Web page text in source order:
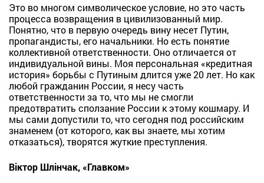
Это во многом символическое условие, но это часть
процесса возвращения в цивилизованный мир.
Понятно, что в первую очередь вину несет Путин,
пропагандисты, его начальники. Но есть понятие
коллективной ответственности. Оно отличается от
индивидуальной вины. Моя персональная «кредитная
история» борьбы с Путиным длится уже 20 лет. Но как
любой гражданин России, я несу часть
ответственности за то, что мы не смогли
предотвратить сползание России к этому кошмару. И
мы сами допустили то, что сегодня под российским
знаменем (от которого, как вы знаете, мы хотим
отказаться), творятся жуткие преступления.
Віктор Шлінчак, «Главком»